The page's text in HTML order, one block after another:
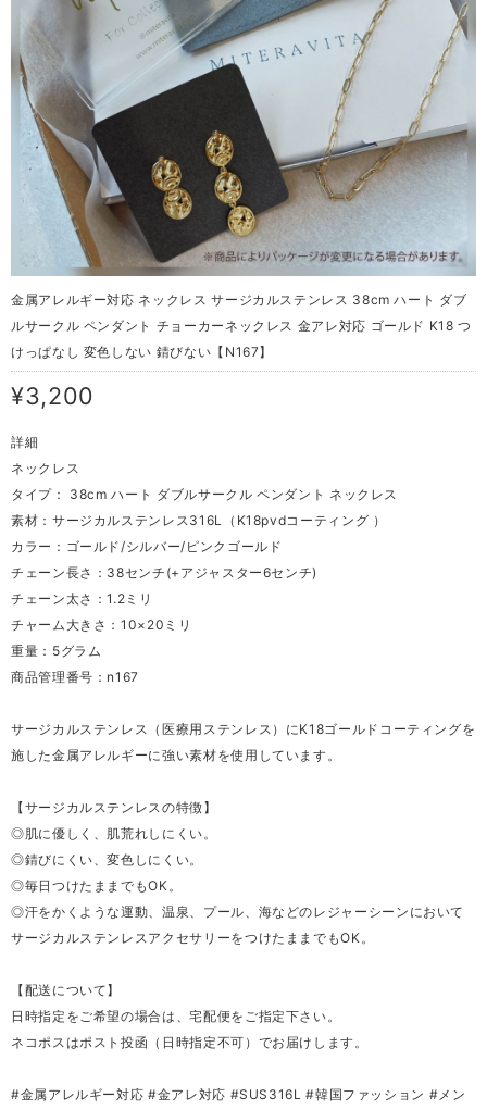
金属アレルギー対応 ネックレス サージカルステンレス 38cm ハート ダブ
ルサークル ペンダント チョーカーネックレス 金アレ対応 ゴールド K18 つ
けっぱなし 変色しない 錆びない【N167】
¥3,200
詳細
ネックレス
タイプ： 38cm ハート ダブルサークル ペンダント ネックレス
素材：サージカルステンレス316L（K18pvdコーティング ）
カラー：ゴールド/シルバー/ピンクゴールド
チェーン長さ：38センチ(+アジャスター6センチ)
チェーン太さ：1.2ミリ
チャーム大きさ：10×20ミリ
重量：5グラム
商品管理番号：n167
サージカルステンレス（医療用ステンレス）にK18ゴールドコーティングを
施した金属アレルギーに強い素材を使用しています。
【サージカルステンレスの特徴】
◎肌に優しく、肌荒れしにくい。
◎錆びにくい、変色しにくい。
◎毎日つけたままでもOK。
◎汗をかくような運動、温泉、プール、海などのレジャーシーンにおいて
サージカルステンレスアクセサリーをつけたままでもOK。
【配送について】
日時指定をご希望の場合は、宅配便をご指定下さい。
ネコポスはポスト投函（日時指定不可）でお届けします。
#金属アレルギー対応 #金アレ対応 #SUS316L #韓国ファッション #メン